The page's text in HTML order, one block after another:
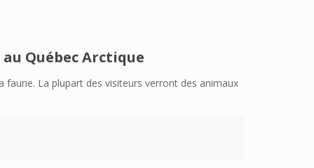
au Québec Arctique
La plupart des visiteurs verront des animaux